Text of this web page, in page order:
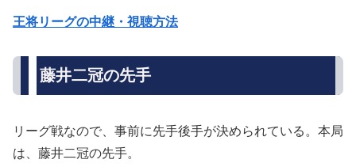
王将リーグの中継・視聴方法
藤井二冠の先手
リーグ戦なので、事前に先手後手が決められている。本局
は、藤井二冠の先手。